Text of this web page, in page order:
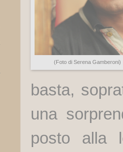
(Foto di Serena Gamberoni)
basta,
una
posto alla